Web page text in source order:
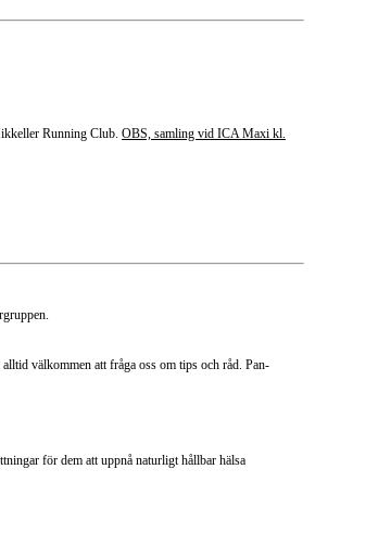
Running Club. OBS, samling vid ICA Maxi kl.
välkommen att fråga oss om tips och råd. Pan-
för dem att uppnå naturligt hållbar hälsa